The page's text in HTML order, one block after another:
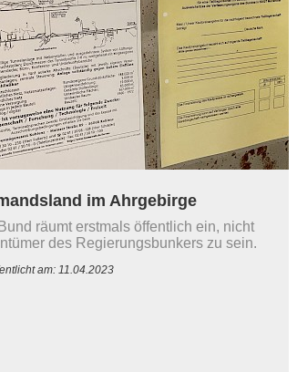
im Ahrgebirge
räumt erstmals öffentlich ein, nicht
des Regierungsbunkers zu sein.
am: 11.04.2023